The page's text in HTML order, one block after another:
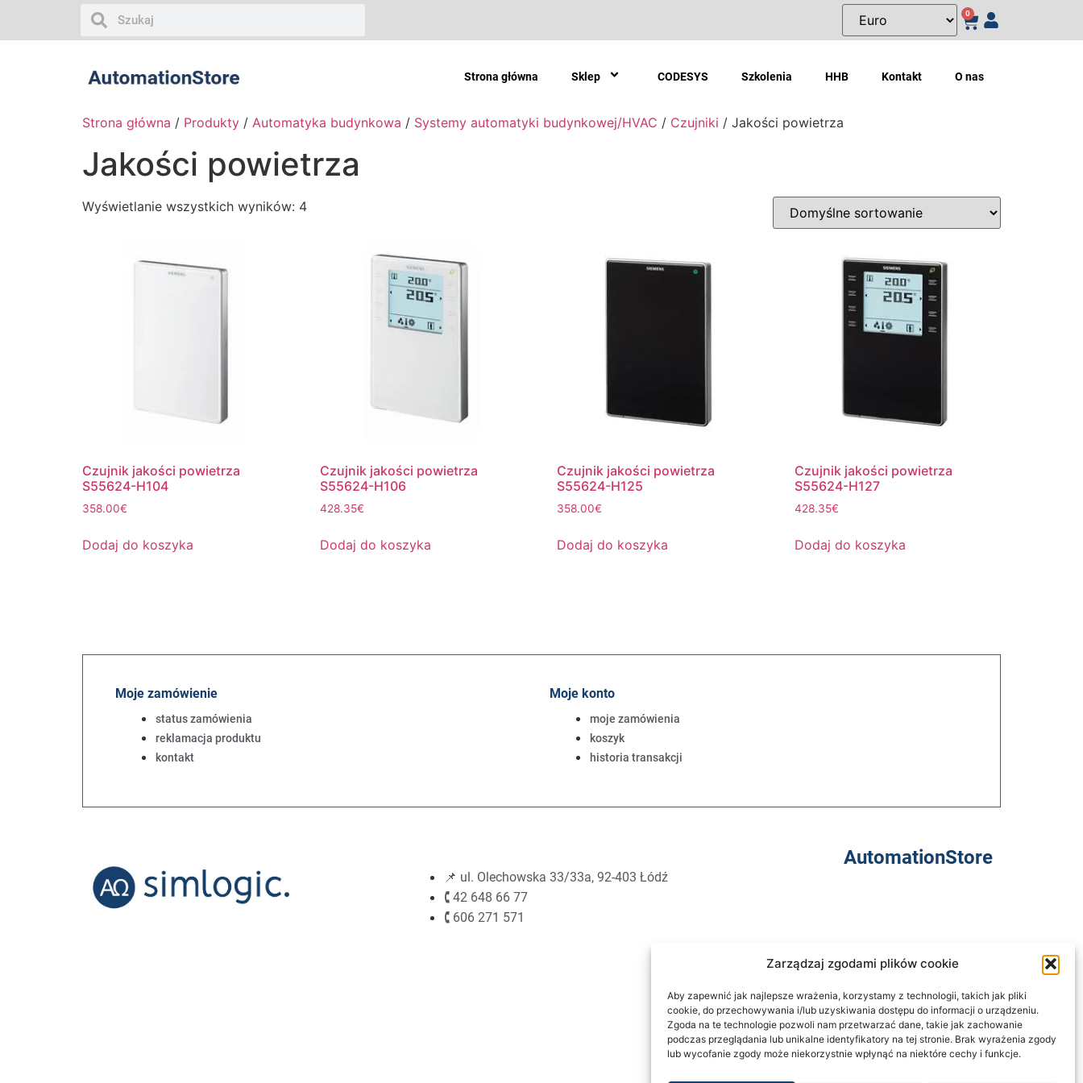
Zarządzaj zgodami plików cookie
Aby zapewnić jak najlepsze wrażenia, korzystamy z technologii, takich jak pliki
cookie, do przechowywania i/lub uzyskiwania dostępu do informacji o urządzeniu.
Zgoda na te technologie pozwoli nam przetwarzać dane, takie jak zachowanie
podczas przeglądania lub unikalne identyfikatory na tej stronie. Brak wyrażenia zgody
lub wycofanie zgody może niekorzystnie wpłynąć na niektóre cechy i funkcje.
0
Strona główna Sklep CODESYS Szkolenia HHB Kontakt O nas
Strona główna / Produkty / Automatyka budynkowa / Systemy automatyki budynkowej/HVAC / Czujniki / Jakości powietrza
Jakości powietrza
Wyświetlanie wszystkich wyników: 4
Czujnik jakości powietrza
S55624-H104
358.00€
Dodaj do koszyka
Czujnik jakości powietrza
S55624-H106
428.35€
Dodaj do koszyka
Czujnik jakości powietrza
S55624-H125
358.00€
Dodaj do koszyka
Czujnik jakości powietrza
S55624-H127
428.35€
Dodaj do koszyka
Moje zamówienie
status zamówienia
reklamacja produktu
kontakt
Moje konto
moje zamówienia
koszyk
historia transakcji
AutomationStore
📌 ul. Olechowska 33/33a, 92-403 Łódź
🕻 42 648 66 77
🕻 606 271 571
regulamin
polityka prywatności
klauzula informacyjna
zwroty